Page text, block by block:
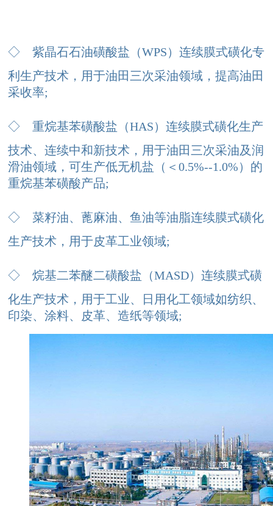
◇ 紫晶石石油磺酸盐（WPS）连续膜式磺化专
利生产技术，用于油田三次采油领域，提高油田
采收率;
◇ 重烷基苯磺酸盐（HAS）连续膜式磺化生产
技术、连续中和新技术，用于油田三次采油及润
滑油领域，可生产低无机盐（＜0.5%--1.0%）的
重烷基苯磺酸产品;
◇ 菜籽油、蓖麻油、鱼油等油脂连续膜式磺化
生产技术，用于皮革工业领域;
◇ 烷基二苯醚二磺酸盐（MASD）连续膜式磺
化生产技术，用于工业、日用化工领域如纺织、
印染、涂料、皮革、造纸等领域;